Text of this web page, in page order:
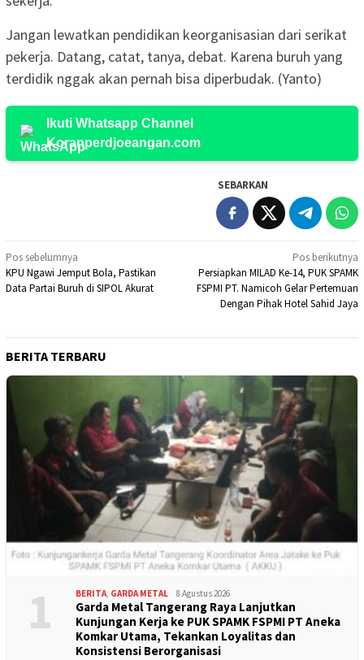
Jangan lewatkan pendidikan keorganisasian dari serikat
pekerja. Datang, catat, tanya, debat. Karena buruh yang
terdidik nggak akan pernah bisa diperbudak. (Yanto)
Ikuti Whatsapp Channel
Koranperdjoeangan.com
SEBARKAN
Navigasi
pos
Pos sebelumnya
KPU Ngawi Jemput Bola, Pastikan
Data Partai Buruh di SIPOL Akurat
Pos berikutnya
Persiapkan MILAD Ke-14, PUK SPAMK
FSPMI PT. Namicoh Gelar Pertemuan
Dengan Pihak Hotel Sahid Jaya
BERITA TERBARU
1 BERITA, GARDA METAL 8 Agustus 2026
Garda Metal Tangerang Raya Lanjutkan
Kunjungan Kerja ke PUK SPAMK FSPMI PT Aneka
Komkar Utama, Tekankan Loyalitas dan
Konsistensi Berorganisasi